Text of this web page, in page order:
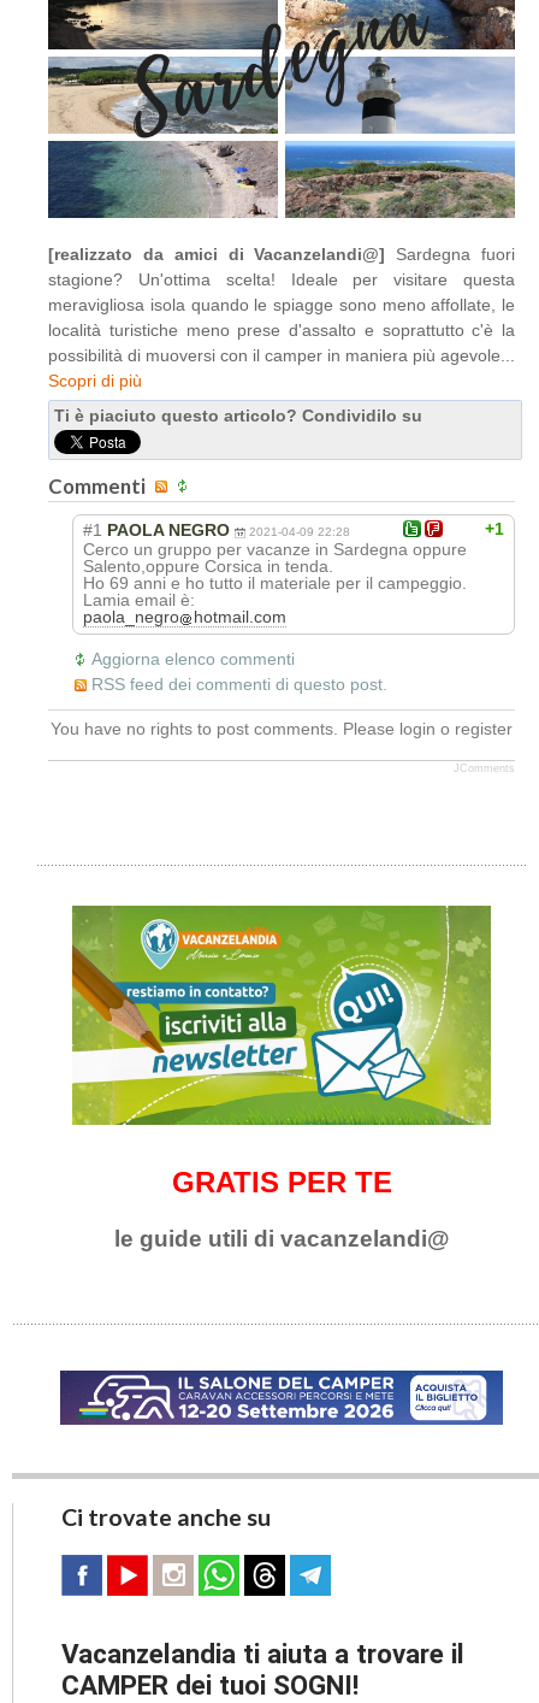
[realizzato da amici di Vacanzelandi@] Sardegna fuori
stagione? Un'ottima scelta! Ideale per visitare questa
meravigliosa isola quando le spiagge sono meno affollate, le
località turistiche meno prese d'assalto e soprattutto c'è la
possibilità di muoversi con il camper in maniera più agevole...
Scopri di più
Ti è piaciuto questo articolo? Condividilo su
Commenti
+1
#1 PAOLA NEGRO 2021-04-09 22:28
Cerco un gruppo per vacanze in Sardegna oppure
Salento,oppure Corsica in tenda.
Ho 69 anni e ho tutto il materiale per il campeggio.
Lamia email è:
paola_negro
hotmail.com
Aggiorna elenco commenti
RSS feed dei commenti di questo post.
You have no rights to post comments. Please login o register
JComments
GRATIS PER TE
le guide utili di vacanzelandi@
Ci trovate anche su
Vacanzelandia ti aiuta a trovare il
CAMPER dei tuoi SOGNI!